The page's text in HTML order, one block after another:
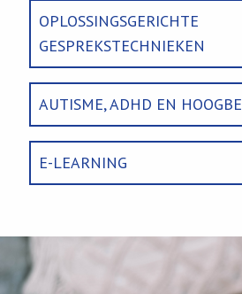
OPLOSSINGSGERICHTE
GESPREKSTECHNIEKEN
AUTISME, ADHD EN
E-LEARNING